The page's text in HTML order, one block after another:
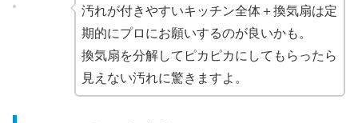
汚れが付きやすいキッチン全体＋換気扇は定
期的にプロにお願いするのが良いかも。
換気扇を分解してピカピカにしてもらったら
見えない汚れに驚きますよ。